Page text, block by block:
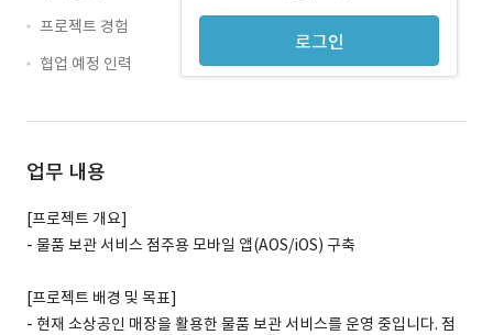
로그인
프로젝트 경험
협업 예정 인력
업무 내용
[프로젝트 개요]
- 물품 보관 서비스 점주용 모바일 앱(AOS/iOS) 구축
[프로젝트 배경 및 목표]
- 현재 소상공인 매장을 활용한 물품 보관 서비스를 운영 중입니다. 점